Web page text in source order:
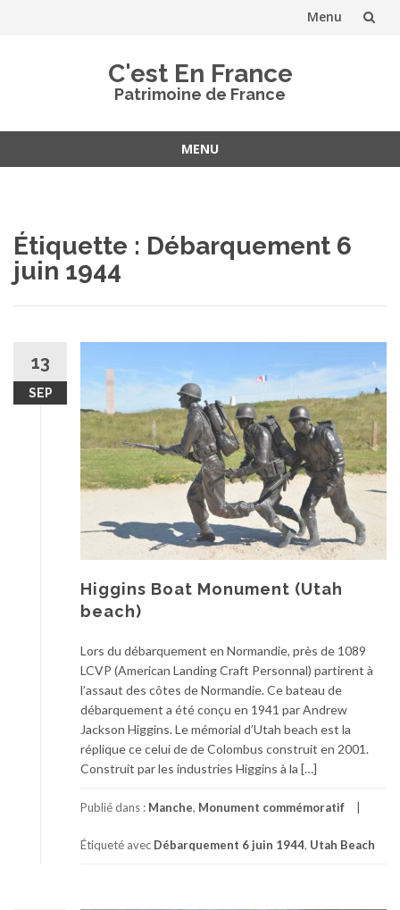
Menu
C'est En France
Patrimoine de France
MENU
Étiquette : Débarquement 6
juin 1944
13
SEP
Higgins Boat Monument (Utah
beach)
Lors du débarquement en Normandie, près de 1089
LCVP (American Landing Craft Personnal) partirent à
l’assaut des côtes de Normandie. Ce bateau de
débarquement a été conçu en 1941 par Andrew
Jackson Higgins. Le mémorial d’Utah beach est la
réplique ce celui de de Colombus construit en 2001.
Construit par les industries Higgins à la […]
Publié dans : Manche, Monument commémoratif
Étiqueté avec Débarquement 6 juin 1944, Utah Beach